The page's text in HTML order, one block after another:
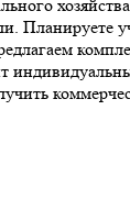
Планируете